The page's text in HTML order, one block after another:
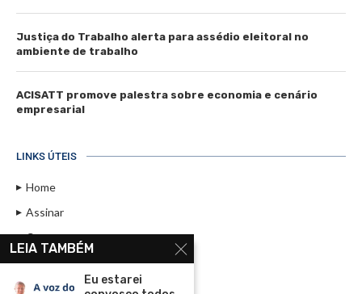
Justiça do Trabalho alerta para assédio eleitoral no
ambiente de trabalho
ACISATT promove palestra sobre economia e cenário
empresarial
LINKS ÚTEIS
Home
Assinar
Contato
Política de Privacidade
Rádio Maristela - Ao Vivo
LEIA TAMBÉM
Eu estarei